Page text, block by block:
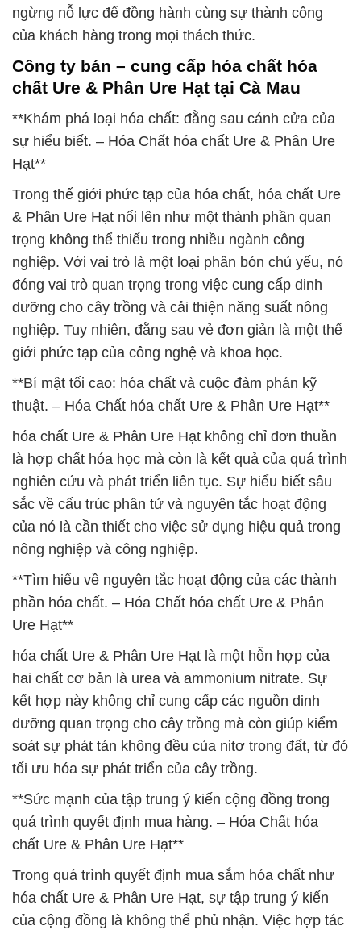
ngừng nỗ lực để đồng hành cùng sự thành công
của khách hàng trong mọi thách thức.
Công ty bán – cung cấp hóa chất hóa
chất Ure & Phân Ure Hạt tại Cà Mau
**Khám phá loại hóa chất: đằng sau cánh cửa của
sự hiểu biết. – Hóa Chất hóa chất Ure & Phân Ure
Hạt**
Trong thế giới phức tạp của hóa chất, hóa chất Ure
& Phân Ure Hạt nổi lên như một thành phần quan
trọng không thể thiếu trong nhiều ngành công
nghiệp. Với vai trò là một loại phân bón chủ yếu, nó
đóng vai trò quan trọng trong việc cung cấp dinh
dưỡng cho cây trồng và cải thiện năng suất nông
nghiệp. Tuy nhiên, đằng sau vẻ đơn giản là một thế
giới phức tạp của công nghệ và khoa học.
**Bí mật tối cao: hóa chất và cuộc đàm phán kỹ
thuật. – Hóa Chất hóa chất Ure & Phân Ure Hạt**
hóa chất Ure & Phân Ure Hạt không chỉ đơn thuần
là hợp chất hóa học mà còn là kết quả của quá trình
nghiên cứu và phát triển liên tục. Sự hiểu biết sâu
sắc về cấu trúc phân tử và nguyên tắc hoạt động
của nó là cần thiết cho việc sử dụng hiệu quả trong
nông nghiệp và công nghiệp.
**Tìm hiểu về nguyên tắc hoạt động của các thành
phần hóa chất. – Hóa Chất hóa chất Ure & Phân
Ure Hạt**
hóa chất Ure & Phân Ure Hạt là một hỗn hợp của
hai chất cơ bản là urea và ammonium nitrate. Sự
kết hợp này không chỉ cung cấp các nguồn dinh
dưỡng quan trọng cho cây trồng mà còn giúp kiểm
soát sự phát tán không đều của nitơ trong đất, từ đó
tối ưu hóa sự phát triển của cây trồng.
**Sức mạnh của tập trung ý kiến cộng đồng trong
quá trình quyết định mua hàng. – Hóa Chất hóa
chất Ure & Phân Ure Hạt**
Trong quá trình quyết định mua sắm hóa chất như
hóa chất Ure & Phân Ure Hạt, sự tập trung ý kiến
của cộng đồng là không thể phủ nhận. Việc hợp tác